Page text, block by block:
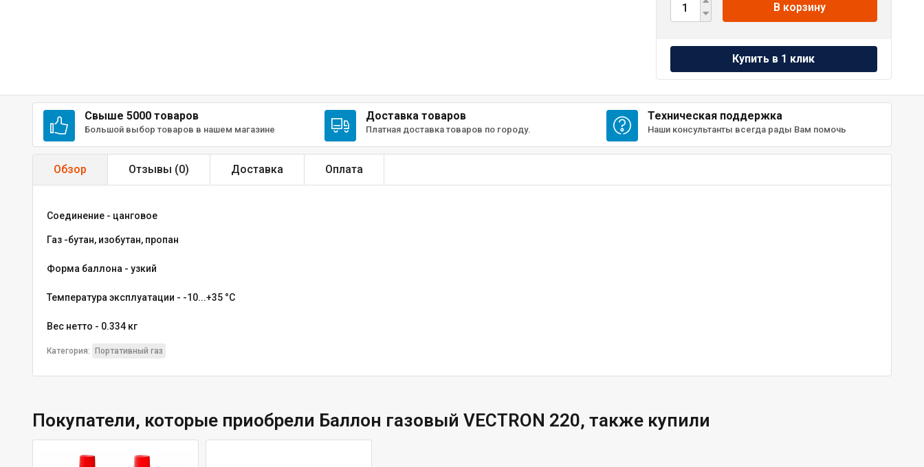
В корзину
Свыше 5000 товаров
Большой выбор товаров в нашем магазине
Доставка товаров
Платная доставка товаров по городу.
Техническая поддержка
Наши консультанты всегда рады Вам помочь
Обзор Отзывы (0) Доставка Оплата
Соединение - цанговое
Газ -бутан, изобутан, пропан
Форма баллона - узкий
Температура эксплуатации - -10...+35 °С
Вес нетто - 0.334 кг
Категория: Портативный газ
Покупатели, которые приобрели Баллон газовый VECTRON 220, также купили